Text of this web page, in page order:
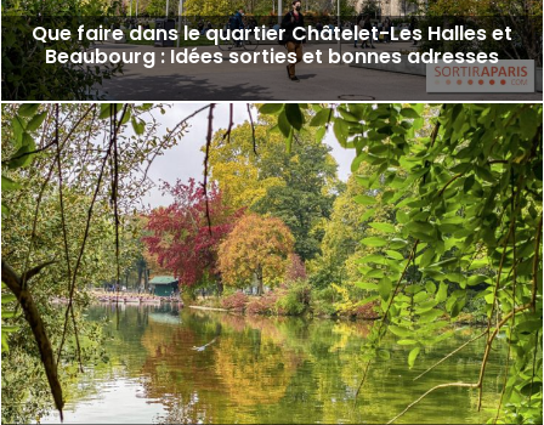
Que faire dans le quartier Châtelet-Les Halles et
Beaubourg : Idées sorties et bonnes adresses